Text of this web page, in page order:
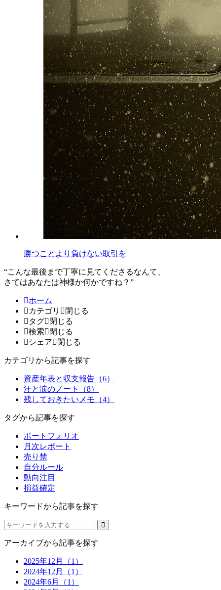
勝つことより負けない取引を
“こんな最後まで丁寧に見てくださるなんて、
さてはあなたは神様か何かですね？”
ホーム
カテゴリ
閉じる
タグ
閉じる
検索
閉じる
シェア
閉じる
カテゴリから記事を探す
資産年表と収支報告（6）
汗と涙のノート（8）
残しておきたいメモ（4）
タグから記事を探す
ポートフォリオ
月次レポート
売り禁
自分ルール
動向注目
損益確定
キーワードから記事を探す
アーカイブから記事を探す
2025年12月（1）
2024年12月（1）
2024年6月（1）